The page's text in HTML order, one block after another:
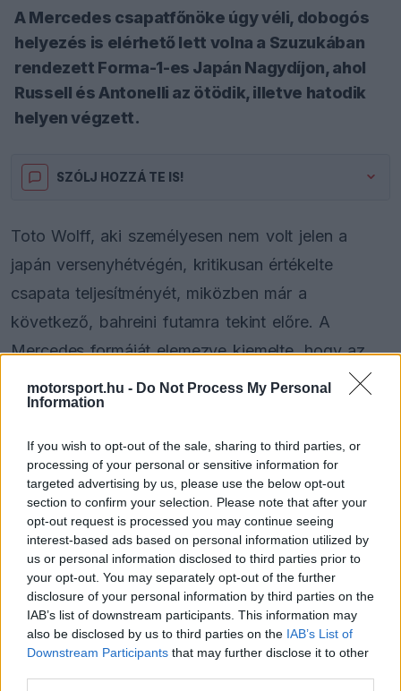
motorsport.hu - Do Not Process My Personal
Information
If you wish to opt-out of the sale, sharing to third parties, or
processing of your personal or sensitive information for
targeted advertising by us, please use the below opt-out
section to confirm your selection. Please note that after your
opt-out request is processed you may continue seeing
interest-based ads based on personal information utilized by
us or personal information disclosed to third parties prior to
your opt-out. You may separately opt-out of the further
disclosure of your personal information by third parties on the
IAB’s list of downstream participants. This information may
also be disclosed by us to third parties on the IAB’s List of
Downstream Participants that may further disclose it to other
A Mercedes csapatfőnöke úgy véli, dobogós
helyezés is elérhető lett volna a Szuzukában
rendezett Forma-1-es Japán Nagydíjon, ahol
Russell és Antonelli az ötödik, illetve hatodik
helyen végzett.
SZÓLJ HOZZÁ TE IS!
Toto Wolff, aki személyesen nem volt jelen a
japán versenyhétvégén, kritikusan értékelte
csapata teljesítményét, miközben már a
következő, bahreini futamra tekint előre. A
Mercedes formáját elemezve kiemelte, hogy az
edzéseken mutatott jó tempójukat nem tudták
kamatoztatni az időmérőn, ami jelentősen
eredményre.
„Japán egy olyan eset volt, ahol felmerül a
kérdés: mi lehetett volna? Az edzéseken jó
tempót mutattunk, de ezt nem tudtuk átmenteni
az időmérőre. Szuzukában nehéz előzni, és mivel
egyértelműen az egykiállásos stratégia működött,
kevés lehetőség adódott az előrelépésre" -